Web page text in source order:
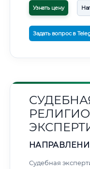
Узнать цену
Задать вопрос в
Судебная